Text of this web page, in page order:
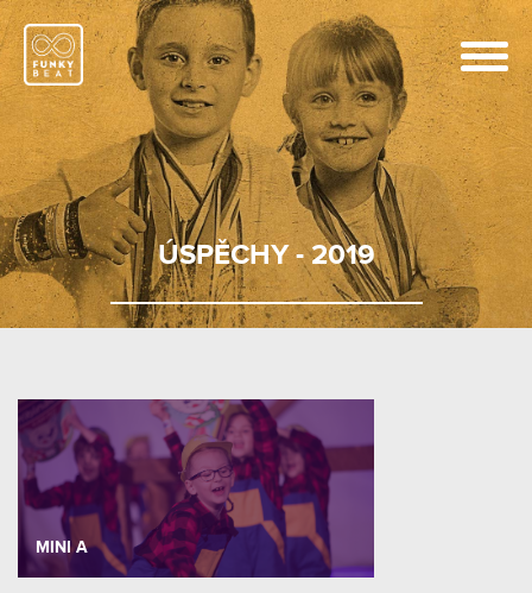
ÚSPĚCHY - 2019
MINI A